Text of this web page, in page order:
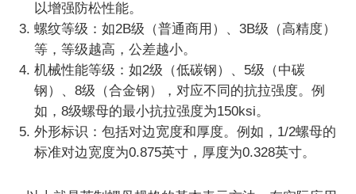
以增强防松性能。
螺纹等级：如2B级（普通商用）、3B级（高精度）
等，等级越高，公差越小。
机械性能等级：如2级（低碳钢）、5级（中碳
钢）、8级（合金钢），对应不同的抗拉强度。例
如，8级螺母的最小抗拉强度为150ksi。
外形标识：包括对边宽度和厚度。例如，1/2螺母的
标准对边宽度为0.875英寸，厚度为0.328英寸。